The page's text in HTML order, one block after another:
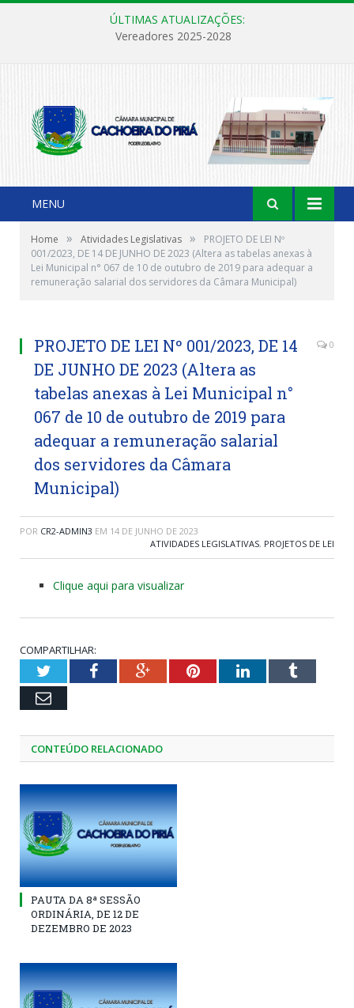
ÚLTIMAS ATUALIZAÇÕES:
Vereadores 2025-2028
MENU
Home » Atividades Legislativas »
PROJETO DE LEI Nº
001/2023, DE 14 DE JUNHO DE 2023 (Altera as tabelas anexas à
Lei Municipal n° 067 de 10 de outubro de 2019 para adequar a
remuneração salarial dos servidores da Câmara Municipal)
PROJETO DE LEI Nº 001/2023, DE 14
DE JUNHO DE 2023 (Altera as
tabelas anexas à Lei Municipal n°
067 de 10 de outubro de 2019 para
adequar a remuneração salarial
dos servidores da Câmara
Municipal)
0
POR CR2-ADMIN3 EM 14 DE JUNHO DE 2023
ATIVIDADES LEGISLATIVAS, PROJETOS DE LEI
Clique aqui para visualizar
COMPARTILHAR:
TwitterFacebookGoogle+PinterestLinkedInTumblr
Email
CONTEÚDO RELACIONADO
PAUTA DA 8ª SESSÃO
ORDINÁRIA, DE 12 DE
DEZEMBRO DE 2023